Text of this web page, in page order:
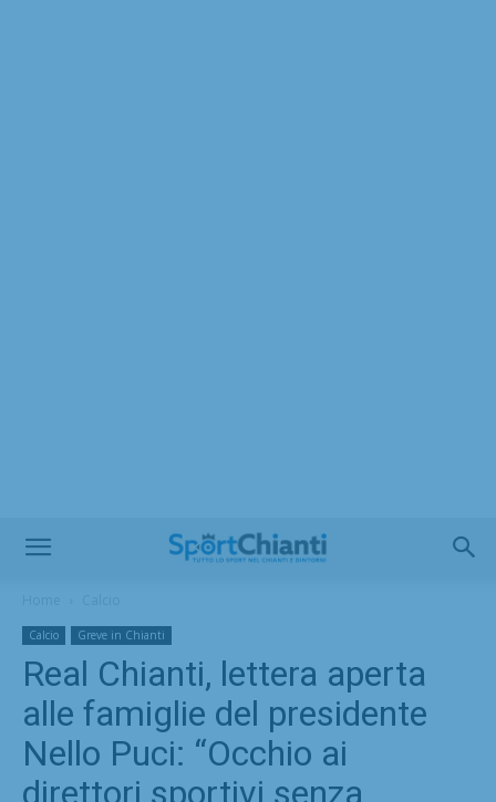
Calcio Greve in Chianti
Real Chianti, lettera aperta
alle famiglie del presidente
Nello Puci: “Occhio ai
direttori sportivi senza